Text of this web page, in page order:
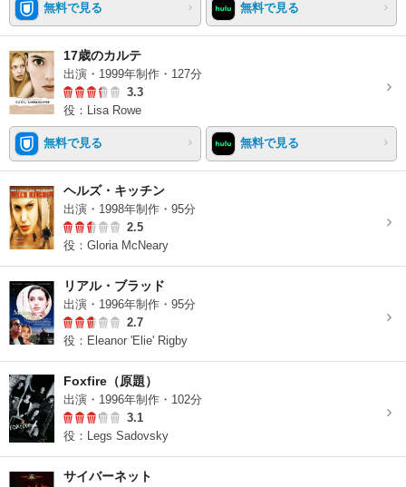
無料で見る 無料で見る
17歳のカルテ
出演・1999年制作・127分
3.3
役：Lisa Rowe
無料で見る 無料で見る
ヘルズ・キッチン
出演・1998年制作・95分
2.5
役：Gloria McNeary
リアル・ブラッド
出演・1996年制作・95分
2.7
役：Eleanor 'Elie' Rigby
Foxfire（原題）
出演・1996年制作・102分
3.1
役：Legs Sadovsky
サイバーネット